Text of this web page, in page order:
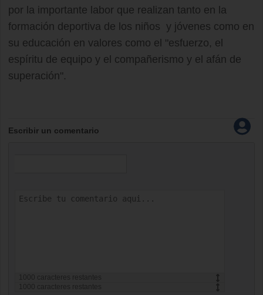
por la importante labor que realizan tanto en la
formación deportiva de los niños y jóvenes como en
su educación en valores como el "esfuerzo, el
espíritu de equipo y el compañerismo y el afán de
superación".
Escribir un comentario
caracteres restantes
caracteres restantes